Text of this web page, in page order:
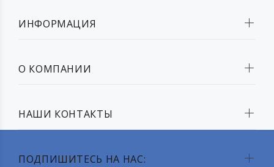
ПОДПИШИТЕСЬ НА НАС:
ИНФОРМАЦИЯ
О КОМПАНИИ
НАШИ КОНТАКТЫ